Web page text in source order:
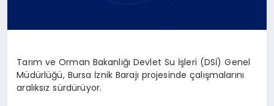
Tarım ve Orman Bakanlığı Devlet Su İşleri (DSİ) Genel
Müdürlüğü, Bursa İznik Barajı projesinde çalışmalarını
aralıksız sürdürüyor.